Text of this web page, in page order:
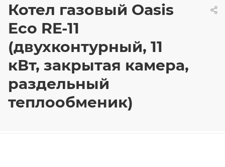
Котел газовый Oasis
Eco RE-11
(двухконтурный, 11
кВт, закрытая камера,
раздельный
теплообменик)